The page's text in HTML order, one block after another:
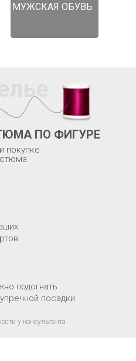
МУЖСКАЯ ОБУВЬ
ПО ФИГУРЕ
подогнать
посадки
покупке
у консультанта